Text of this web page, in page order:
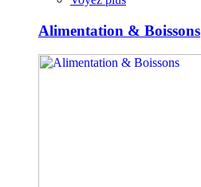
Alimentation & Boissons